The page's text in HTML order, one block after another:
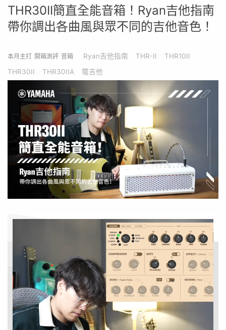
THR30II簡直全能音箱！Ryan吉他指南
帶你調出各曲風與眾不同的吉他音色！
本月主打 開箱測評 音箱 Ryan吉他指南 THR-II
THR10II
THR30II
THR30IIA 電吉他